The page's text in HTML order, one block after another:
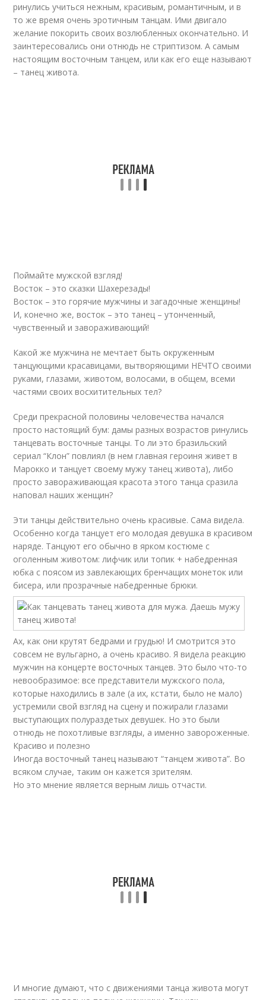
ринулись учиться нежным, красивым, романтичным, и в
то же время очень эротичным танцам. Ими двигало
желание покорить своих возлюбленных окончательно. И
заинтересовались они отнюдь не стриптизом. А самым
настоящим восточным танцем, или как его еще называют
– танец живота.
Поймайте мужской взгляд!
Восток – это сказки Шахерезады!
Восток – это горячие мужчины и загадочные женщины!
И, конечно же, восток – это танец – утонченный,
чувственный и завораживающий!
Какой же мужчина не мечтает быть окруженным
танцующими красавицами, вытворяющими НЕЧТО своими
руками, глазами, животом, волосами, в общем, всеми
частями своих восхитительных тел?
Среди прекрасной половины человечества начался
просто настоящий бум: дамы разных возрастов ринулись
танцевать восточные танцы. То ли это бразильский
сериал “Клон” повлиял (в нем главная героиня живет в
Марокко и танцует своему мужу танец живота), либо
просто завораживающая красота этого танца сразила
наповал наших женщин?
Эти танцы действительно очень красивые. Сама видела.
Особенно когда танцует его молодая девушка в красивом
наряде. Танцуют его обычно в ярком костюме с
оголенным животом: лифчик или топик + набедренная
юбка с поясом из завлекающих бренчащих монеток или
бисера, или прозрачные набедренные брюки.
Ах, как они крутят бедрами и грудью! И смотрится это
совсем не вульгарно, а очень красиво. Я видела реакцию
мужчин на концерте восточных танцев. Это было что-то
невообразимое: все представители мужского пола,
которые находились в зале (а их, кстати, было не мало)
устремили свой взгляд на сцену и пожирали глазами
выступающих полураздетых девушек. Но это были
отнюдь не похотливые взгляды, а именно завороженные.
Красиво и полезно
Иногда восточный танец называют “танцем живота”. Во
всяком случае, таким он кажется зрителям.
Но это мнение является верным лишь отчасти.
И многие думают, что с движениями танца живота могут